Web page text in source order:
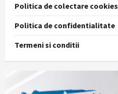
Politica de colectare cookies
Politica de confidentialitate
Termeni si conditii